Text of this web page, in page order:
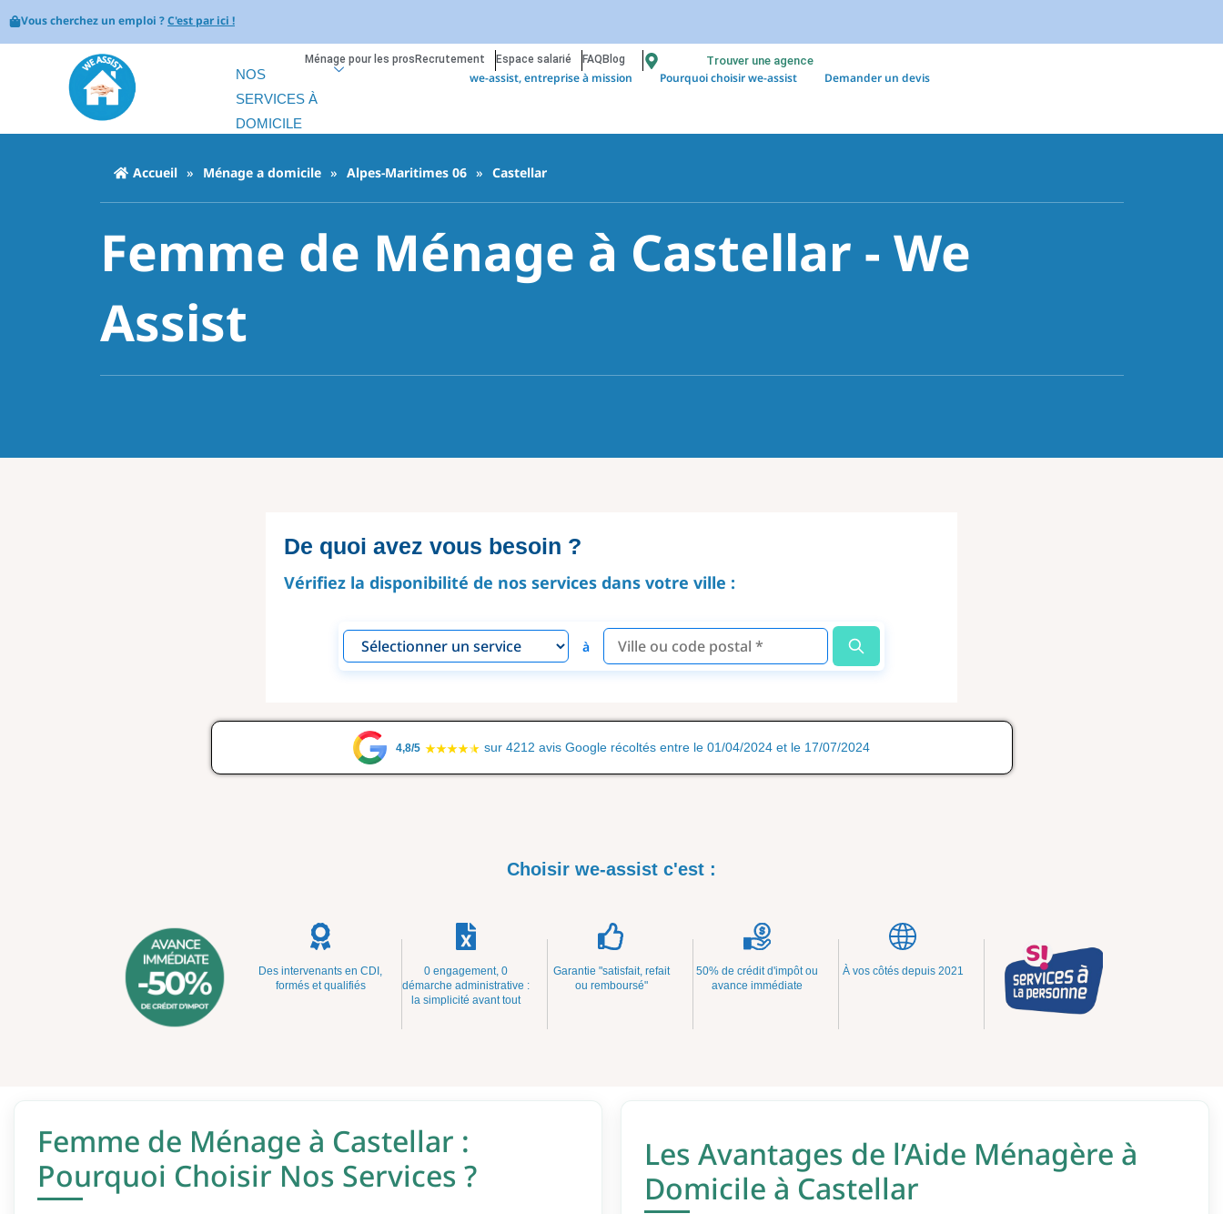
Vous cherchez un emploi ?C'est par ici !
Ménage pour les pros Recrutement Espace salarié FAQ Blog Trouver une agence
NOS
SERVICES À
DOMICILE
we-assist, entreprise à mission Pourquoi choisir we-assist Demander un devis
Accueil » Ménage a domicile » Alpes-Maritimes 06 » Castellar
Femme de Ménage à Castellar - We
Assist
De quoi avez vous besoin ?
Vérifiez la disponibilité de nos services dans votre ville :
à
4,8/5 sur 4212 avis Google récoltés entre le 01/04/2024 et le 17/07/2024
Choisir we-assist c'est :
Des intervenants en CDI,
formés et qualifiés
0 engagement, 0
démarche administrative :
la simplicité avant tout
Garantie "satisfait, refait
ou remboursé"
50% de crédit d'impôt ou
avance immédiate
À vos côtés depuis 2021
Femme de Ménage à Castellar :
Pourquoi Choisir Nos Services ?
Les Avantages de l’Aide Ménagère à
Domicile à Castellar